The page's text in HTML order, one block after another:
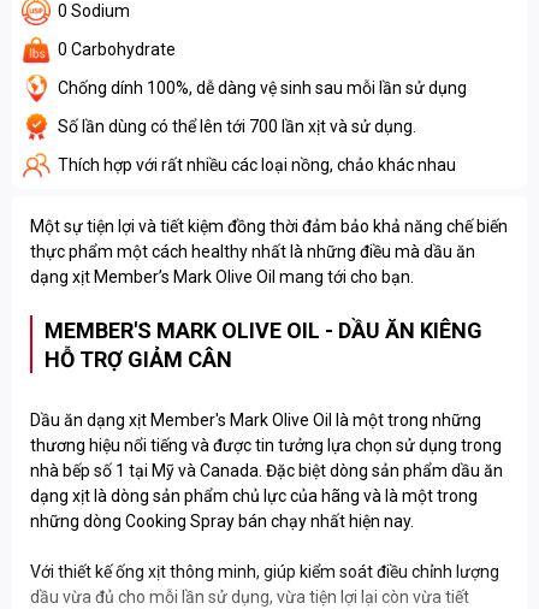
0 Sodium
0 Carbohydrate
Chống dính 100%, dễ dàng vệ sinh sau mỗi lần sử dụng
Số lần dùng có thể lên tới 700 lần xịt và sử dụng.
Thích hợp với rất nhiều các loại nồng, chảo khác nhau
Một sự tiện lợi và tiết kiệm đồng thời đảm bảo khả năng chế biến
thực phẩm một cách healthy nhất là những điều mà dầu ăn
dạng xịt Member’s Mark Olive Oil mang tới cho bạn.
MEMBER'S MARK OLIVE OIL - DẦU ĂN KIÊNG
HỖ TRỢ GIẢM CÂN
Dầu ăn dạng xịt Member's Mark Olive Oil là một trong những
thương hiệu nổi tiếng và được tin tưởng lựa chọn sử dụng trong
nhà bếp số 1 tại Mỹ và Canada. Đặc biệt dòng sản phẩm dầu ăn
dạng xịt là dòng sản phẩm chủ lực của hãng và là một trong
những dòng Cooking Spray bán chạy nhất hiện nay.
Với thiết kế ống xịt thông minh, giúp kiểm soát điều chỉnh lượng
dầu vừa đủ cho mỗi lần sử dụng, vừa tiện lợi lại còn vừa tiết